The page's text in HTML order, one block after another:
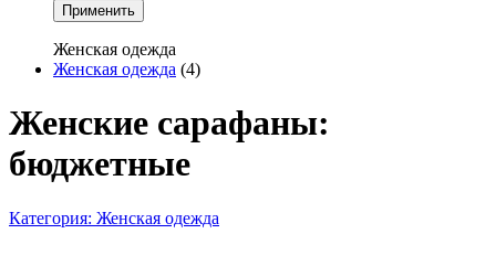
Применить
Женская одежда
Женская одежда (4)
Женские сарафаны:
бюджетные
Категория: Женская одежда